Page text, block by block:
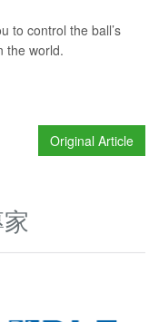
to control the ball’s
the world.
Original Article